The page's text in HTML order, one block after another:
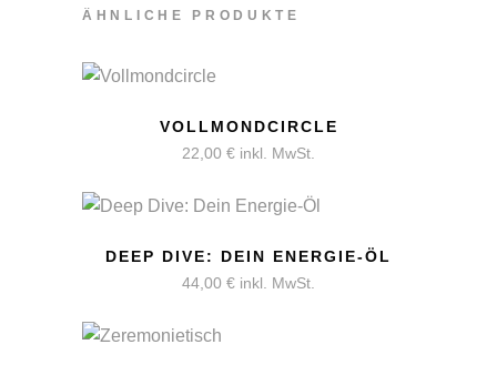
ÄHNLICHE PRODUKTE
VOLLMONDCIRCLE
22,00 € inkl. MwSt.
DEEP DIVE: DEIN ENERGIE-ÖL
44,00 € inkl. MwSt.